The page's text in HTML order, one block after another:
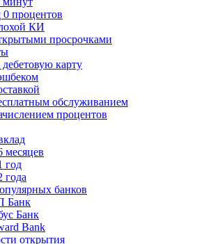
процентов
КИ
просрочками
карту
обслуживанием
процентов
месяцев
год
года
банков
Банк
Банк
Bank
открытия